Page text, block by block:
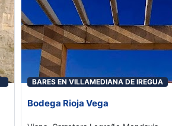
BARES EN VILLAMEDIANA DE IREGUA
Bodega Rioja Vega